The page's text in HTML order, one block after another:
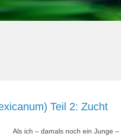
Teil 2: Zucht
Als ich – damals noch ein Junge